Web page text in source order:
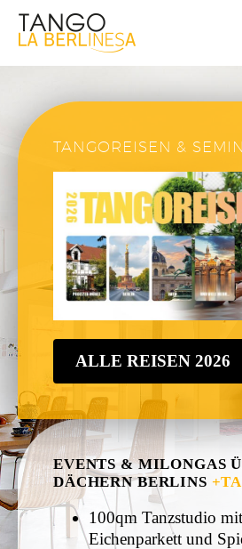
EVENTS & MILONGAS
DÄCHERN BERLINS
100qm Tanzstudio
Eichenparkett und
TANGOREISEN &
ALLE REISEN 2026